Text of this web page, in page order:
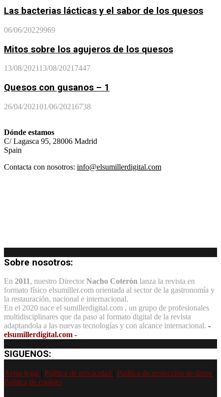
Las bacterias lácticas y el sabor de los quesos
06/06/20229969
Mitos sobre los agujeros de los quesos
13/08/202113/08/20217447
Quesos con gusanos – 1
26/04/202101/06/20216738
Dónde estamos
C/ Lagasca 95, 28006 Madrid
Spain
Contacta con nosotros: info@elsumillerdigital.com
Sobre nosotros:
En 2011, nuestro Director Nacho Coterón lanza la revista en
formato físico elsumiller.com orientada al sector de la gastronomía y
la restauración, nacional e internacional.
En el 2020 nace el sumillerdigital.com , un grupo de profesionales
multidisciplinares que da paso al formato digital de la revista
adaptandola a las nuevas tecnologías y con alcance internacional. -
elsumillerdigital.com -
SIGUENOS:
Aviso legal Política de privacidad Política de protección de datos
Política de cookies